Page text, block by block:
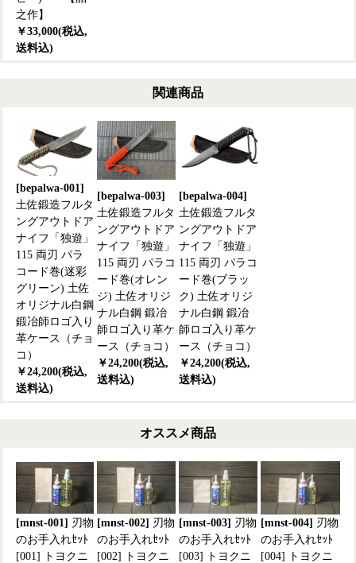
之作】
￥33,000(税込,
送料込)
関連商品
[bepalwa-001]
土佐鍛造フルタ
ングアウトドア
ナイフ「独遊」
115 両刃 パラ
コード巻(迷彩
グリーン) 土佐
オリジナル白鋼
鍛冶師ロゴ入り
革ケース（チョ
コ）
￥24,200(税込,
送料込)
[bepalwa-003]
土佐鍛造フルタ
ングアウトドア
ナイフ「独遊」
115 両刃 パラコ
ード巻(オレン
ジ) 土佐オリジ
ナル白鋼 鍛冶
師ロゴ入り革ケ
ース（チョコ）
￥24,200(税込,
送料込)
[bepalwa-004]
土佐鍛造フルタ
ングアウトドア
ナイフ「独遊」
115 両刃 パラコ
ード巻(ブラッ
ク) 土佐オリジ
ナル白鋼 鍛冶
師ロゴ入り革ケ
ース（チョコ）
￥24,200(税込,
送料込)
オススメ商品
[mnst-001] 刃物
のお手入れｾｯﾄ
[001] トヨクニ
[mnst-002] 刃物
のお手入れｾｯﾄ
[002] トヨクニ
[mnst-003] 刃物
のお手入れｾｯﾄ
[003] トヨクニ
[mnst-004] 刃物
のお手入れｾｯﾄ
[004] トヨクニ